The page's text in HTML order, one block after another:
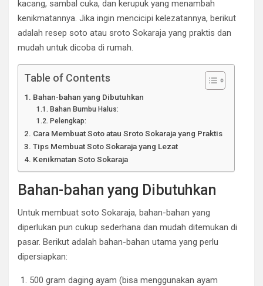
kacang, sambal cuka, dan kerupuk yang menambah
kenikmatannya. Jika ingin mencicipi kelezatannya, berikut
adalah resep soto atau sroto Sokaraja yang praktis dan
mudah untuk dicoba di rumah.
Table of Contents
Bahan-bahan yang Dibutuhkan
Bahan Bumbu Halus:
Pelengkap:
Cara Membuat Soto atau Sroto Sokaraja yang Praktis
Tips Membuat Soto Sokaraja yang Lezat
Kenikmatan Soto Sokaraja
Bahan-bahan yang Dibutuhkan
Untuk membuat soto Sokaraja, bahan-bahan yang
diperlukan pun cukup sederhana dan mudah ditemukan di
pasar. Berikut adalah bahan-bahan utama yang perlu
dipersiapkan:
500 gram daging ayam (bisa menggunakan ayam